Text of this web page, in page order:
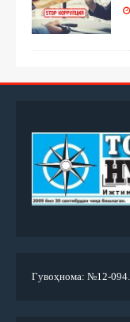
Гувоҳнома: №12-094.